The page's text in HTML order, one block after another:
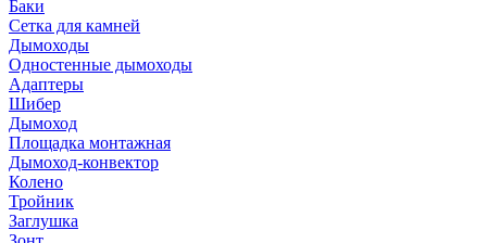
Баки
Сетка для камней
Дымоходы
Одностенные дымоходы
Адаптеры
Шибер
Дымоход
Площадка монтажная
Дымоход-конвектор
Колено
Тройник
Заглушка